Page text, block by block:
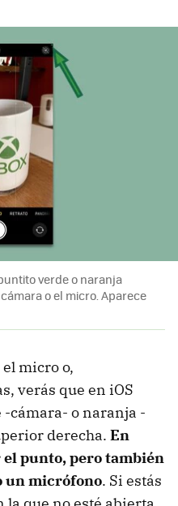
espiando tu móvil
en Android
de las aplicaciones
de fábrica
común
verde o naranja
o el micro. Aparece
micro o,
verás que en iOS
cámara- o naranja -
derecha. En
punto, pero también
un micrófono. Si estás